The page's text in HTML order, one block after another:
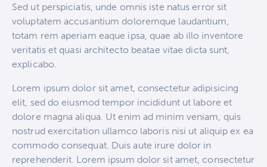
Sed ut perspiciatis, unde omnis iste natus error sit
voluptatem accusantium doloremque laudantium,
totam rem aperiam eaque ipsa, quae ab illo inventore
veritatis et quasi architecto beatae vitae dicta sunt,
explicabo.
Lorem ipsum dolor sit amet, consectetur adipisicing
elit, sed do eiusmod tempor incididunt ut labore et
dolore magna aliqua. Ut enim ad minim veniam, quis
nostrud exercitation ullamco laboris nisi ut aliquip ex ea
commodo consequat. Duis aute irure dolor in
reprehenderit. Lorem ipsum dolor sit amet, consectetur